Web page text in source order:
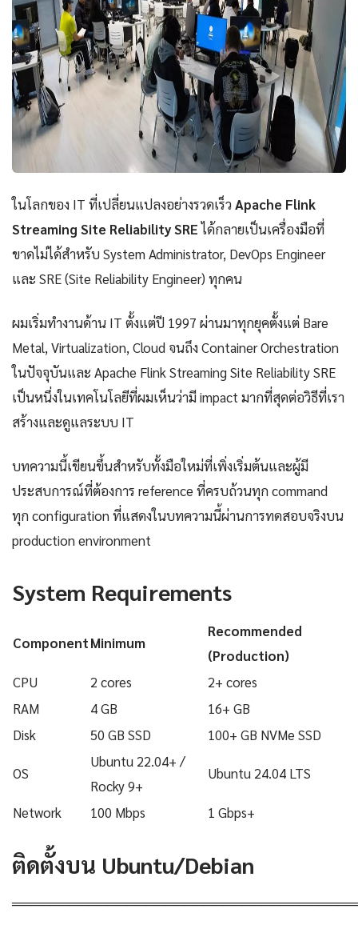
ในโลกของ IT ที่เปลี่ยนแปลงอย่างรวดเร็วApache Flink
Streaming Site Reliability SREได้กลายเป็นเครื่องมือที่
ขาดไม่ได้สำหรับ System Administrator, DevOps Engineer
และ SRE (Site Reliability Engineer) ทุกคน
ผมเริ่มทำงานด้าน IT ตั้งแต่ปี 1997 ผ่านมาทุกยุคตั้งแต่ Bare
Metal, Virtualization, Cloud จนถึง Container Orchestration
ในปัจจุบันและ Apache Flink Streaming Site Reliability SRE
เป็นหนึ่งในเทคโนโลยีที่ผมเห็นว่ามี impact มากที่สุดต่อวิธีที่เรา
สร้างและดูแลระบบ IT
บทความนี้เขียนขึ้นสำหรับทั้งมือใหม่ที่เพิ่งเริ่มต้นและผู้มี
ประสบการณ์ที่ต้องการ reference ที่ครบถ้วนทุก command
ทุก configuration ที่แสดงในบทความนี้ผ่านการทดสอบจริงบน
production environment
System Requirements
ComponentMinimum
Recommended
(Production)
CPU
2 cores
2+ cores
RAM
4 GB
16+ GB
Disk
50 GB SSD 100+ GB NVMe SSD
OS
Ubuntu 22.04+ /
Rocky 9+
Ubuntu 24.04 LTS
Network 100 Mbps 1 Gbps+
ติดตั้งบน Ubuntu/Debian